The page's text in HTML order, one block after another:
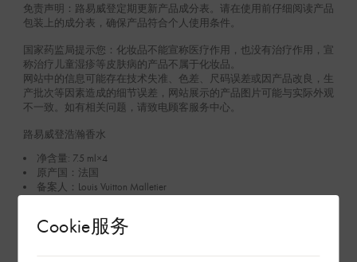
Cookie服务
免责声明：路易威登定期更新产品成分表。请在使用前仔细阅读产品
包装上的成分表，确保产品符合个人使用条件。
国家药监局提示您：化妆品不能宣称医疗作用，也没有治疗作用，宣
称治疗儿童湿疹等皮肤病的产品不属于化妆品。
网站中的信息可能存在技术失准、色差、尺码误差或因产品改良，生
产批次等因素造成的细节误差，网站展示的产品图片可能与实际外观
不一致。如有相关问题，请致电顾客服务中心。
路易威登浩瀚香水
净含量: 7.5 ml×4
原产国：法国
备案人：Louis Vuitton Malletier
境内责任人：路易威登（中国）商业销售有限公司
境内责任人地址：上海市南京西路1266号恒隆广场4001室
生产企业地址：1, avenue Nicolas Conte – lieu-dit la Pointe Noire –